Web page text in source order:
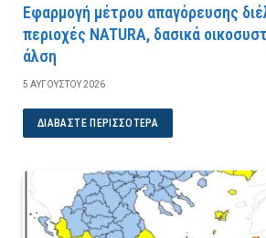
Εφαρμογή μέτρου απαγόρευσης
περιοχές NATURA, δασικά
άλση
5 ΑΥΓΟΎΣΤΟΥ 2026
ΔΙΑΒΆΣΤΕ ΠΕΡΙΣΣΌΤΕΡΑ